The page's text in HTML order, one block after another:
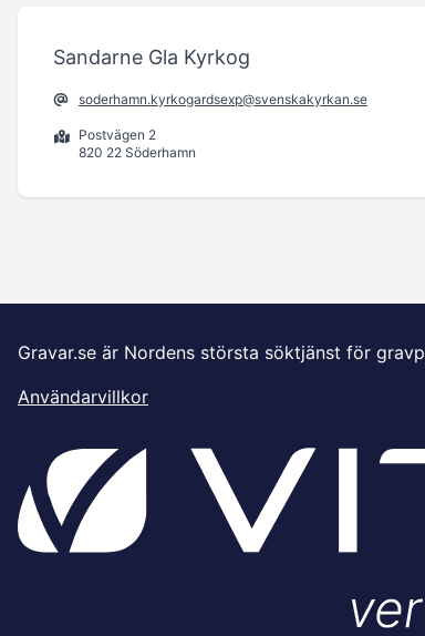
Sandarne Gla Kyrkog
soderhamn.kyrkogardsexp@svenskakyrkan.se
Postvägen 2
820 22 Söderhamn
Gravar.se är Nordens största söktjänst för
Användarvillkor